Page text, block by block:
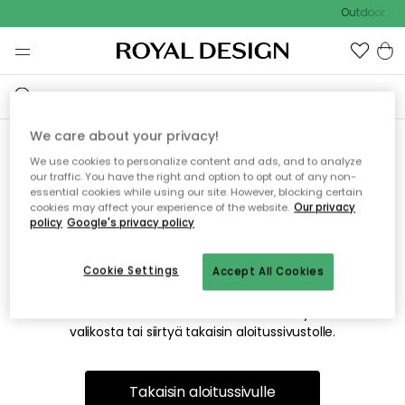
Outdoor
Emme valitettavasti löydä
etsimääsi sivua
Tämä voi johtua siitä, että sivua ei enää ole tai siitä, että se
on siirretty muualle. Pahoittelemme tästä mahdollisesti
valikosta tai siirtyä takaisin aloitussivustolle.
Takaisin aloitussivulle
We care about your privacy!
We use cookies to personalize content and ads, and to analyze
our traffic. You have the right and option to opt out of any non-
essential cookies while using our site. However, blocking certain
cookies may affect your experience of the website. Our privacy
policy Google's privacy policy
Accept All Cookies
Cookie Settings